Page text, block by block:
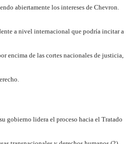
abiertamente los intereses de Chevron.
a nivel internacional que podría incitar a
encima de las cortes nacionales de justicia,
gobierno lidera el proceso hacia el Tratado